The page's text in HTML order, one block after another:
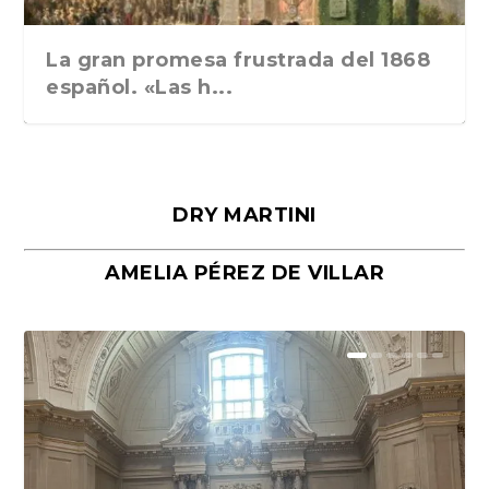
La gran promesa frustrada del 1868
español. «Las h...
Málaga, verso en azul, de Rafael
Porras y Salvador...
«La cocina hebrea. Alimentación
del pueblo judío e...
DRY MARTINI
AMELIA PÉREZ DE VILLAR